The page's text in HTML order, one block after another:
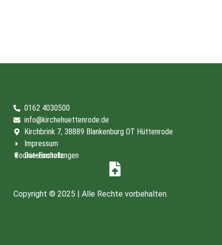
Copyright © 2025 | Alle Rechte vorbehalten.
0162 4030500
info@kirchehuettenrode.de
Kirchbrink 7, 38889 Blankenburg OT Hüttenrode
Impressum
Datenschutz
Cookie-Einstellungen